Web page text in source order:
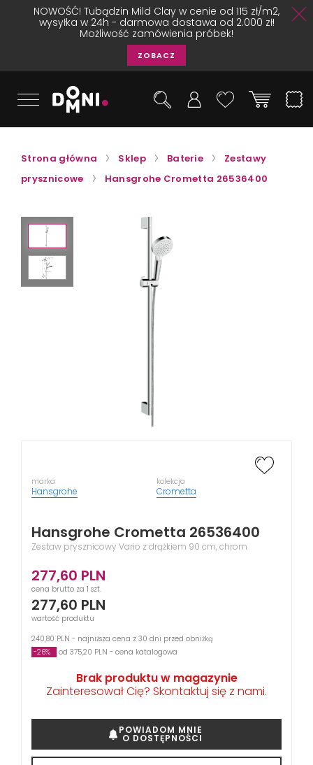
NOWOŚĆ! Tubądzin Mild Clay w cenie od 115 zł/m2,
wysyłka w 24h - darmowa dostawa od 2.000 zł!
Możliwość zamówienia próbek!
ZOBACZ
Strona główna Sklep Baterie
Zestawy
prysznicowe
Hansgrohe Crometta 26536400
marka
Hansgrohe
kolekcja
Crometta
Hansgrohe Crometta 26536400
Zestaw prysznicowy Vario z drążkiem 90 cm, chrom
277,60 PLN
cena brutto za 1 szt.
277,60 PLN
wartość produktu
240,80 PLN - najniższa cena z 30 dni przed obniżką
-26%
od 375,20 PLN - cena katalogowa
Brak produktu w magazynie
Zainteresował Cię? Skontaktuj się z nami.
POWIADOM MNIE
O DOSTĘPNOŚCI